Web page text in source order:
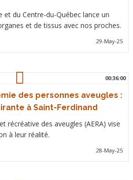
et du Centre-du-Québec lance un
et de tissus avec nos proches.
29-May-25
00:36:00
des personnes aveugles :
à Saint-Ferdinand
récréative des aveugles (AERA) vise
à leur réalité.
28-May-25